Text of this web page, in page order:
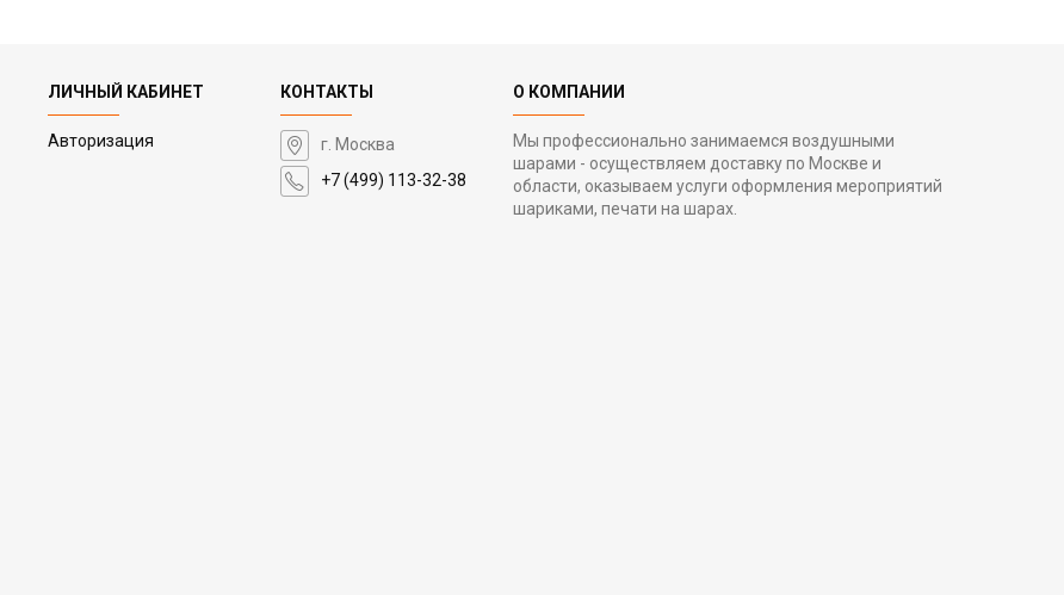
ЛИЧНЫЙ КАБИНЕТ
Авторизация
КОНТАКТЫ
г. Москва
+7 (499) 113-32-38
О КОМПАНИИ
Мы профессионально занимаемся воздушными
шарами - осуществляем доставку по Москве и
области, оказываем услуги оформления мероприятий
шариками, печати на шарах.